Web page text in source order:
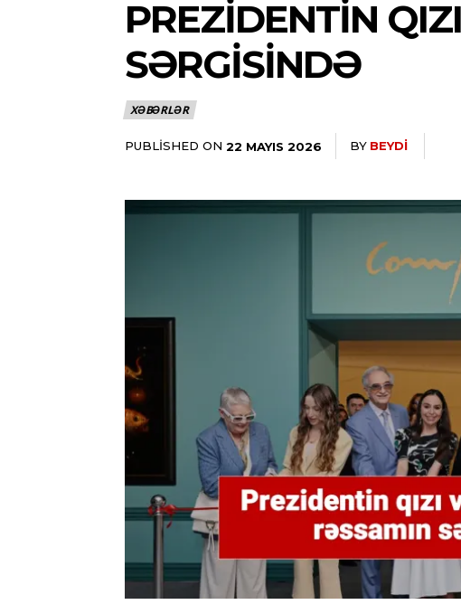
PREZIDENTIN
SƏRGISINDƏ
XƏBƏRLƏR
PUBLISHED ON 22 MAYIS 2026 BY BEYDI